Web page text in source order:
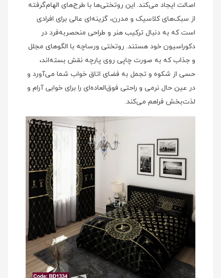
اصالت ایجاد می‌کند. این روتختی‌ها با طرح‌های الهام‌گرفته
از سبک‌های کلاسیک و مدرن، گزینه‌ای عالی برای افرادی
است که به دنبال ترکیب هنر و طراحی منحصربه‌فرد در
دکوراسیون خود هستند. روتختی ورساچه با الگوهای مجلل
و جذاب که به صورت چاپی روی پارچه نقش بسته‌اند،
حسی از شکوه و تجمل به فضای اتاق خواب شما می‌آورد و
در عین حال نرمی و راحتی فوق‌العاده‌ای را برای خوابی آرام و
لذت‌بخش فراهم می‌کند.